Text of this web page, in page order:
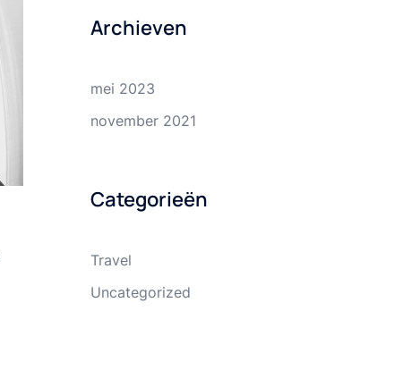
Archieven
mei 2023
november 2021
Categorieën
Travel
Uncategorized